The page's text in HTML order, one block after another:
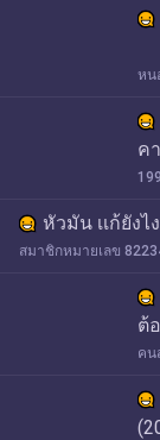
หน
ค
หัวมัน เเก้ยังไ
สมาชิกหมายเลข
ต้
คน